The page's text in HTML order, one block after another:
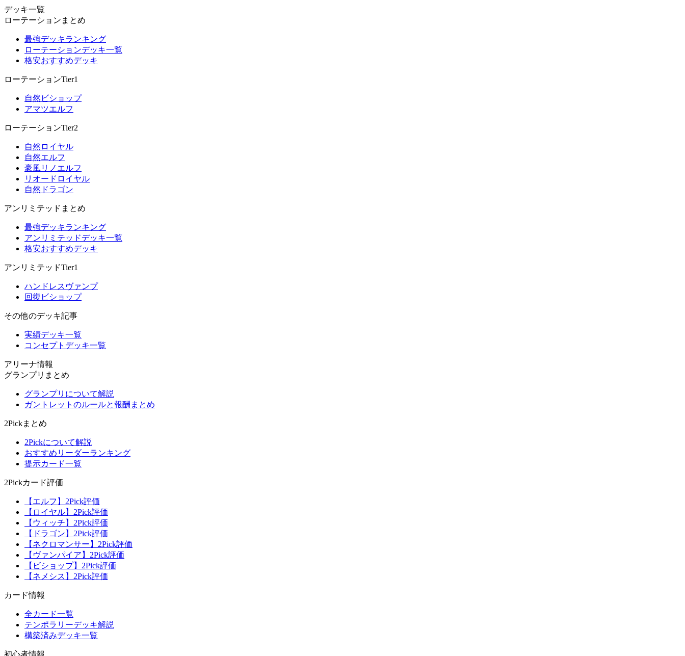
デッキ一覧
ローテーションまとめ
最強デッキランキング
ローテーションデッキ一覧
格安おすすめデッキ
ローテーションTier1
自然ビショップ
アマツエルフ
ローテーションTier2
自然ロイヤル
自然エルフ
豪風リノエルフ
リオードロイヤル
自然ドラゴン
アンリミテッドまとめ
最強デッキランキング
アンリミテッドデッキ一覧
格安おすすめデッキ
アンリミテッドTier1
ハンドレスヴァンプ
回復ビショップ
その他のデッキ記事
実績デッキ一覧
コンセプトデッキ一覧
アリーナ情報
グランプリまとめ
グランプリについて解説
ガントレットのルールと報酬まとめ
2Pickまとめ
2Pickについて解説
おすすめリーダーランキング
提示カード一覧
2Pickカード評価
【エルフ】2Pick評価
【ロイヤル】2Pick評価
【ウィッチ】2Pick評価
【ドラゴン】2Pick評価
【ネクロマンサー】2Pick評価
【ヴァンパイア】2Pick評価
【ビショップ】2Pick評価
【ネメシス】2Pick評価
カード情報
全カード一覧
テンポラリーデッキ解説
構築済みデッキ一覧
初心者情報